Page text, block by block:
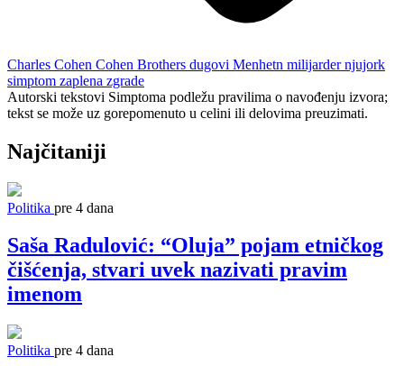
Charles Cohen Cohen Brothers dugovi Menhetn milijarder njujork
simptom zaplena zgrade
Autorski tekstovi Simptoma podležu pravilima o navođenju izvora;
tekst se može uz gorepomenuto u celini ili delovima preuzimati.
Najčitaniji
Politika pre 4 dana
Saša Radulović: “Oluja” pojam etničkog
čišćenja, stvari uvek nazivati pravim
imenom
Politika pre 4 dana